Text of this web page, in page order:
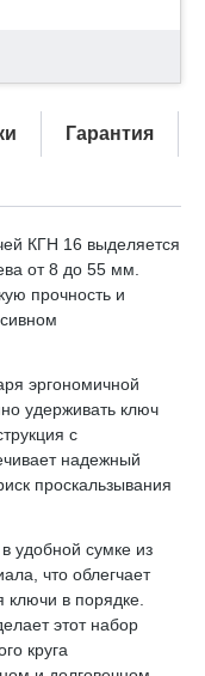
Гарантия
КГН 16 выделяется
от 8 до 55 мм.
прочность и
эргономичной
удерживать ключ
с
надежный
проскальзывания
удобной сумке из
что облегчает
ключи в порядке.
этот набор
круга